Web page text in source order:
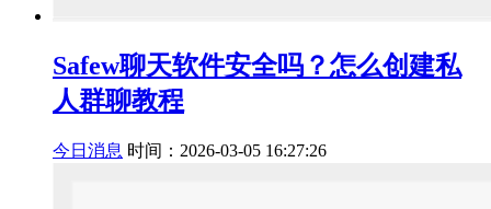
Safew聊天软件安全吗？怎么创建私
人群聊教程
今日消息 时间：2026-03-05 16:27:26